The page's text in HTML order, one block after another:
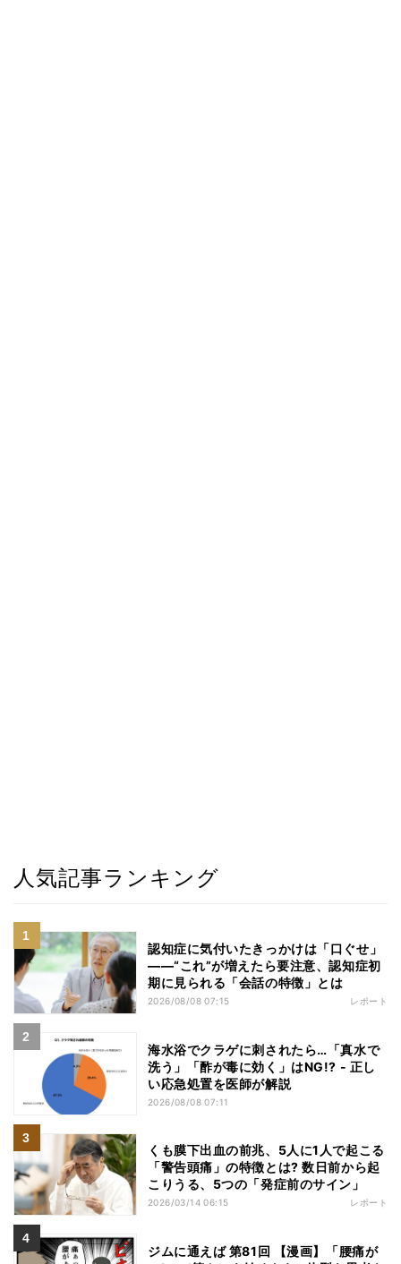
人気記事ランキング
認知症に気付いたきっかけは「口ぐせ」
――“これ”が増えたら要注意、認知症初
期に見られる「会話の特徴」とは
2026/08/08 07:15 レポート
海水浴でクラゲに刺されたら…「真水で
洗う」「酢が毒に効く」はNG!? - 正し
い応急処置を医師が解説
2026/08/08 07:11
くも膜下出血の前兆、5人に1人で起こる
「警告頭痛」の特徴とは? 数日前から起
こりうる、5つの「発症前のサイン」
2026/03/14 06:15 レポート
ジムに通えば 第81回 【漫画】「腰痛が